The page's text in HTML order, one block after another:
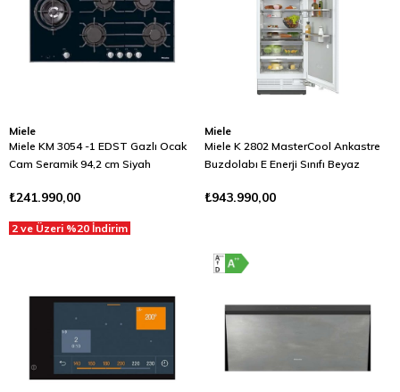
Miele
Miele KM 3054 -1 EDST Gazlı Ocak
Cam Seramik 94,2 cm Siyah
₺241.990,00
2 ve Üzeri %20 İndirim
Miele
Miele K 2802 MasterCool Ankastre
Buzdolabı E Enerji Sınıfı Beyaz
₺943.990,00